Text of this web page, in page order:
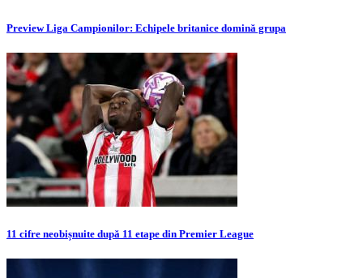
Preview Liga Campionilor: Echipele britanice domină grupa
11 cifre neobișnuite după 11 etape din Premier League